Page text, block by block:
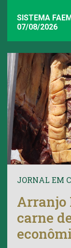
SISTEMA
07/08/2026
JORNAL EM
Arranjo
carne